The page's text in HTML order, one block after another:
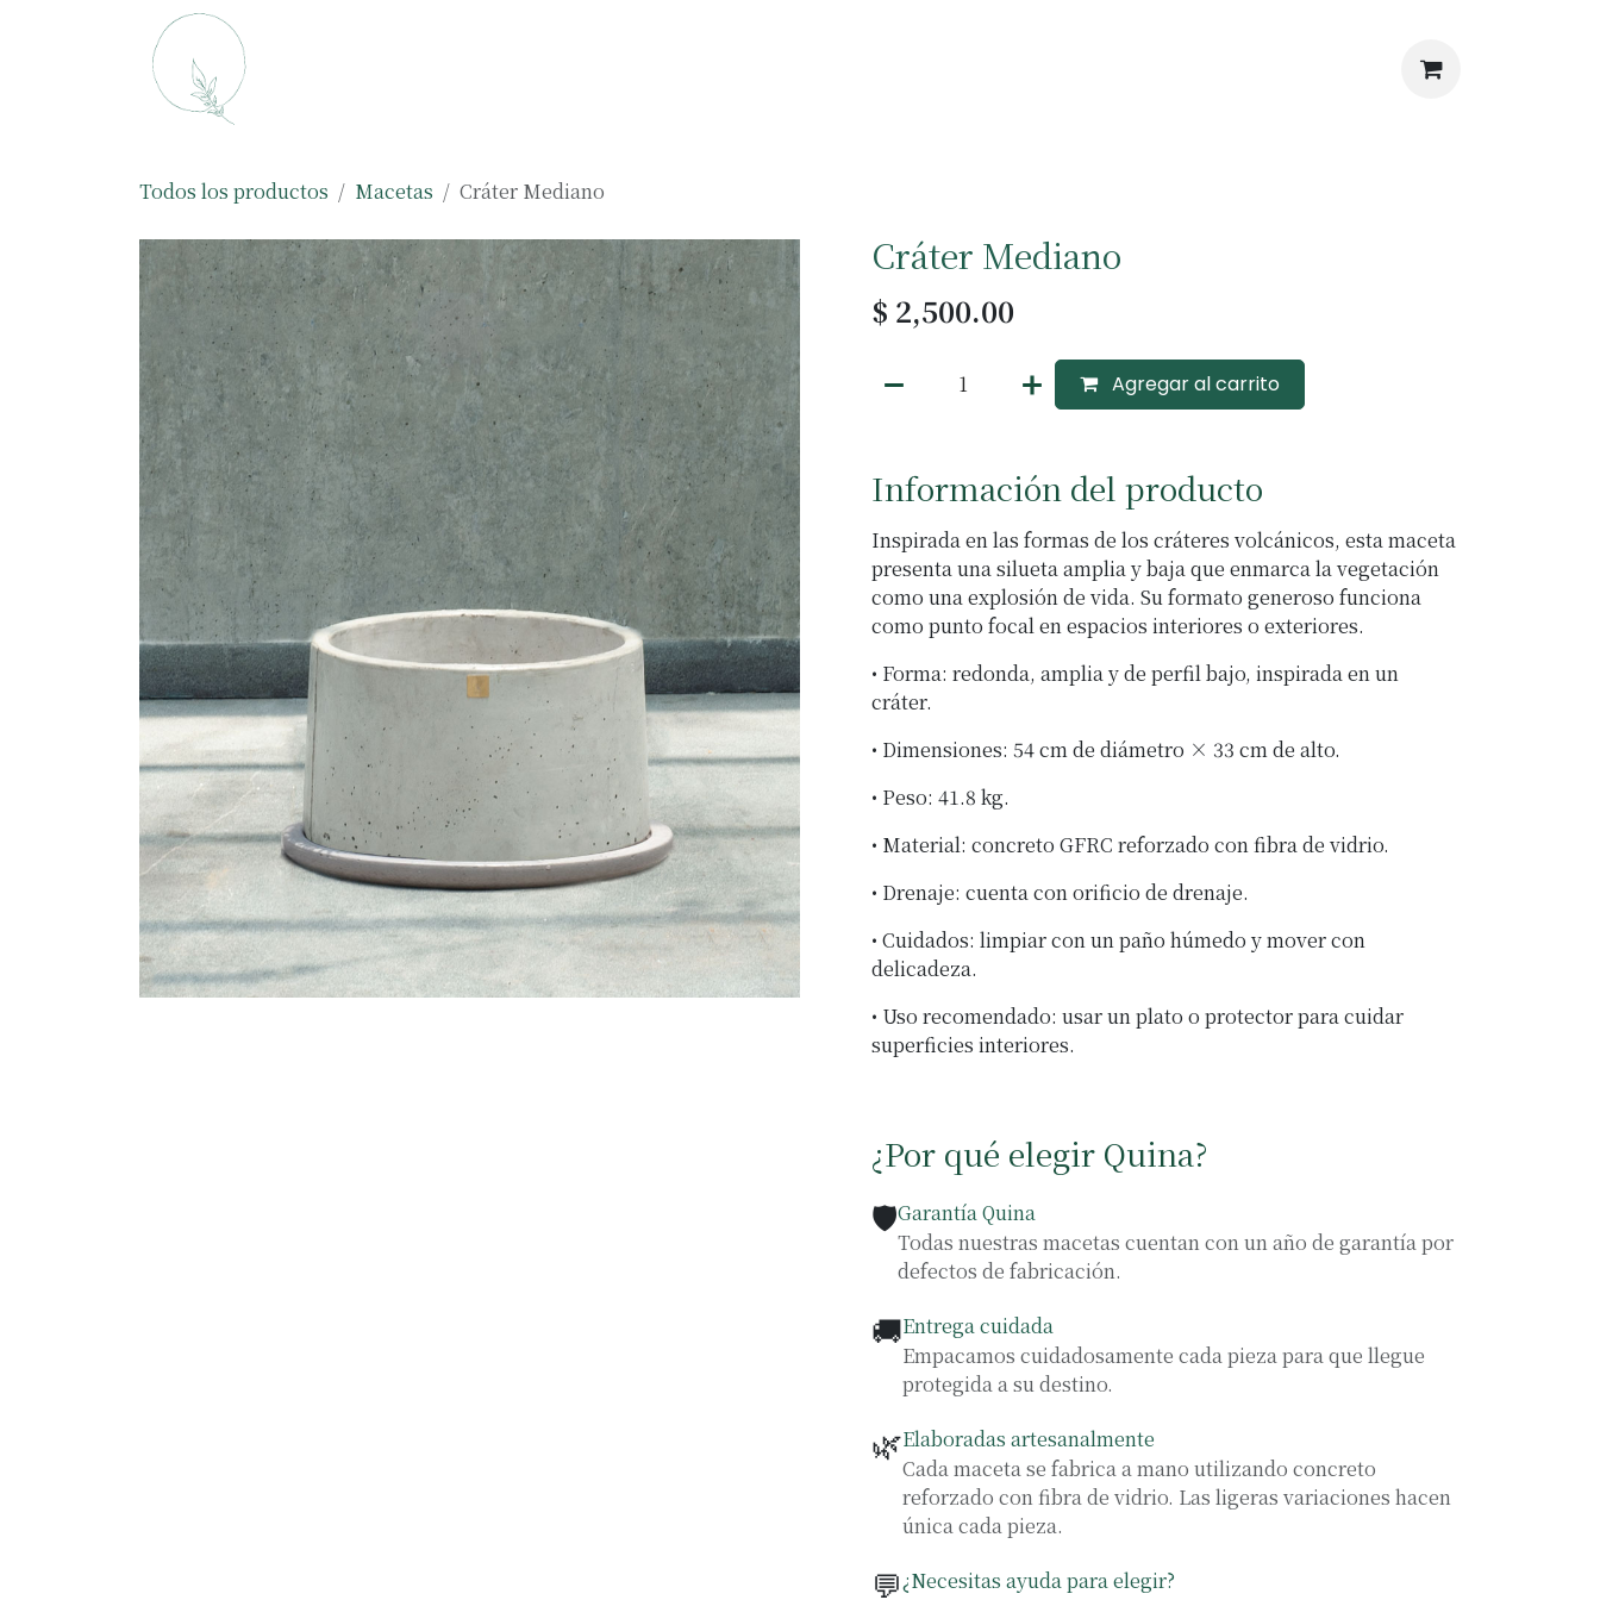
Todos los productos Macetas Cráter Mediano
Cráter Mediano
$ 2,500.00
Agregar al carrito
Información del producto
Inspirada en las formas de los cráteres volcánicos, esta maceta
presenta una silueta amplia y baja que enmarca la vegetación
como una explosión de vida. Su formato generoso funciona
como punto focal en espacios interiores o exteriores.
• Forma: redonda, amplia y de perfil bajo, inspirada en un
cráter.
• Dimensiones: 54 cm de diámetro × 33 cm de alto.
• Peso: 41.8 kg.
• Material: concreto GFRC reforzado con fibra de vidrio.
• Drenaje: cuenta con orificio de drenaje.
• Cuidados: limpiar con un paño húmedo y mover con
delicadeza.
• Uso recomendado: usar un plato o protector para cuidar
superficies interiores.
¿Por qué elegir Quina?
🛡️Garantía Quina
Todas nuestras macetas cuentan con un año de garantía por
defectos de fabricación.
🚚Entrega cuidada
Empacamos cuidadosamente cada pieza para que llegue
protegida a su destino.
🌿Elaboradas artesanalmente
Cada maceta se fabrica a mano utilizando concreto
reforzado con fibra de vidrio. Las ligeras variaciones hacen
única cada pieza.
💬¿Necesitas ayuda para elegir?